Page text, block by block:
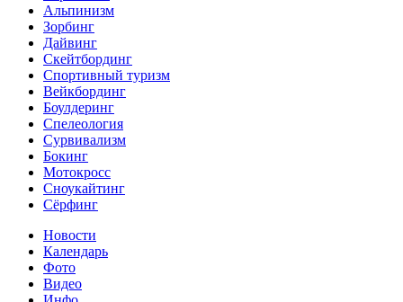
Альпинизм
Зорбинг
Дайвинг
Скейтбординг
Спортивный туризм‎
Вейкбординг
Боулдеринг
Спелеология
Сурвивализм
Бокинг
Мотокросс
Сноукайтинг
Сёрфинг
Новости
Календарь
Фото
Видео